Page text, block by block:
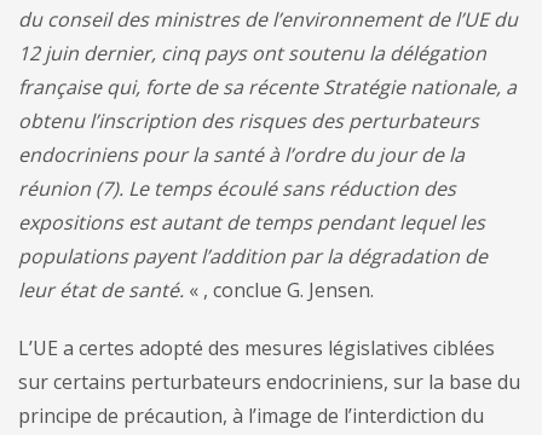
du conseil des ministres de l’environnement de l’UE du
12 juin dernier, cinq pays ont soutenu la délégation
française qui, forte de sa récente Stratégie nationale, a
obtenu l’inscription des risques des perturbateurs
endocriniens pour la santé à l’ordre du jour de la
réunion (7). Le temps écoulé sans réduction des
expositions est autant de temps pendant lequel les
populations payent l’addition par la dégradation de
leur état de santé. « , conclue G. Jensen.
L’UE a certes adopté des mesures législatives ciblées
sur certains perturbateurs endocriniens, sur la base du
principe de précaution, à l’image de l’interdiction du